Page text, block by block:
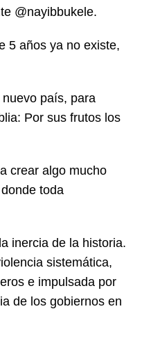
@nayibbukele.
5 años ya no existe,
país, para
Por sus frutos los
crear algo mucho
toda
inercia de la historia.
sistemática,
e impulsada por
de los gobiernos en